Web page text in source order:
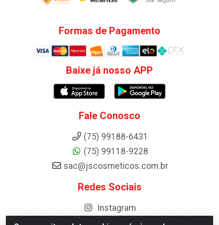
Formas de Pagamento
Baixe já nosso APP
Fale Conosco
(75) 99188-6431
(75) 99118-9228
sac@jscosmeticos.com.br
Redes Sociais
Instagram